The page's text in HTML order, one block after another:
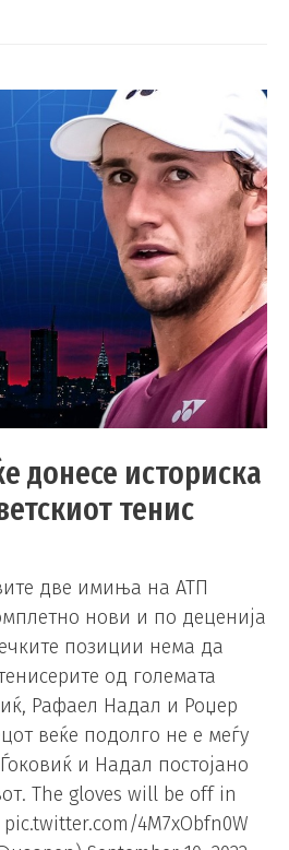
донесе историска
тенис
две имиња на АТП
нови и по деценија
позиции нема да
од големата
Рафаел Надал и Роџер
веќе подолго не е меѓу
и Надал постојано
The gloves will be off in
4M7xObfn0W